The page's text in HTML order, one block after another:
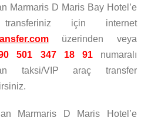
Marmaris D Maris Bay Hotel’e
transferiniz için internet
üzerinden veya
501 347 18 91
numaralı
taksi/VIP araç transfer
Marmaris D Maris Hotel’e